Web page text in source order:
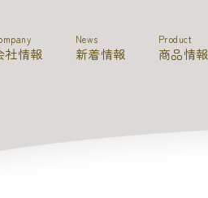
社情報
News
新着情報
Product
商品情報